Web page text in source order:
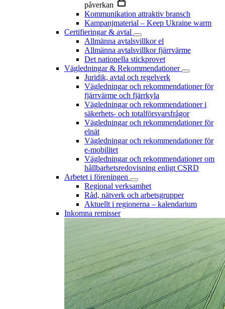
påverkan
Kommunikation attraktiv bransch
Kampanjmaterial – Keep Ukraine warm
Certifieringar & avtal
Allmänna avtalsvillkor el
Allmänna avtalsvillkor fjärrvärme
Det nationella stickprovet
Vägledningar & Rekommendationer
Juridik, avtal och regelverk
Vägledningar och rekommendationer för
fjärrvärme och fjärrkyla
Vägledningar och rekommendationer i
säkerhets- och totalförsvarsfrågor
Vägledningar och rekommendationer för
elnät
Vägledningar och rekommendationer för
e-mobilitet
Vägledningar och rekommendationer om
hållbarhetsredovisning enligt CSRD
Arbetet i föreningen
Regional verksamhet
Råd, nätverk och arbetsgrupper
Aktuellt i regionerna – kalendarium
Inkomna remisser